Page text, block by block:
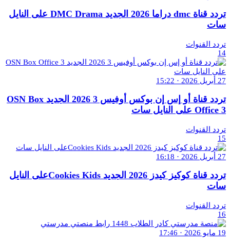
تردد قناة dmc دراما 2026 الجديد DMC Drama على النايل
سات
تردد القنوات
14
27 أبريل 2026 · 15:22
تردد قناة أو إس إن بوكس أوفيس 3 2026 الجديد OSN Box
Office 3 على النايل سات
تردد القنوات
15
27 أبريل 2026 · 16:18
تردد قناة كوكيز كيدز 2026 الجديد Cookies Kidsعلى النايل
سات
تردد القنوات
16
19 مايو 2026 · 17:46